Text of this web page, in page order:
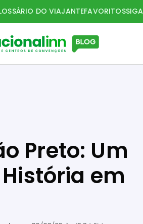
DO VIAJANTEFAVORITOS
Preto: Um
em